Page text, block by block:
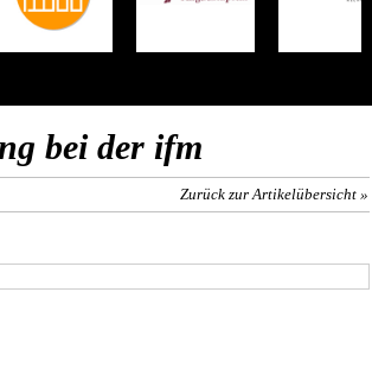
bei der ifm
Zurück zur Artikelübersicht »